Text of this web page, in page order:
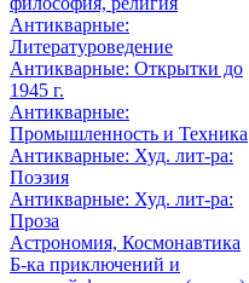
Антикварные:
Литературоведение
Антикварные: Открытки до
1945 г.
Антикварные:
Промышленность и Техника
Антикварные: Худ. лит-ра:
Поэзия
Антикварные: Худ. лит-ра:
Проза
Астрономия, Космонавтика
Б-ка приключений и